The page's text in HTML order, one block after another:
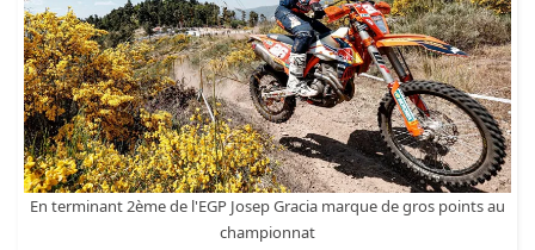
En terminant 2ème de l'EGP Josep Gracia marque de gros points au
championnat